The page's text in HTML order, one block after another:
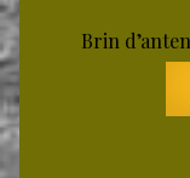
Brin